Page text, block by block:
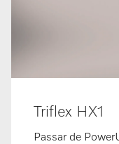
Triflex HX1
Passar de